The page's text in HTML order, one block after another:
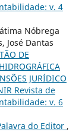
v. 4
Nóbrega
José Dantas
DE
JURÍDICO
Revista de
v. 6
do Editor ,